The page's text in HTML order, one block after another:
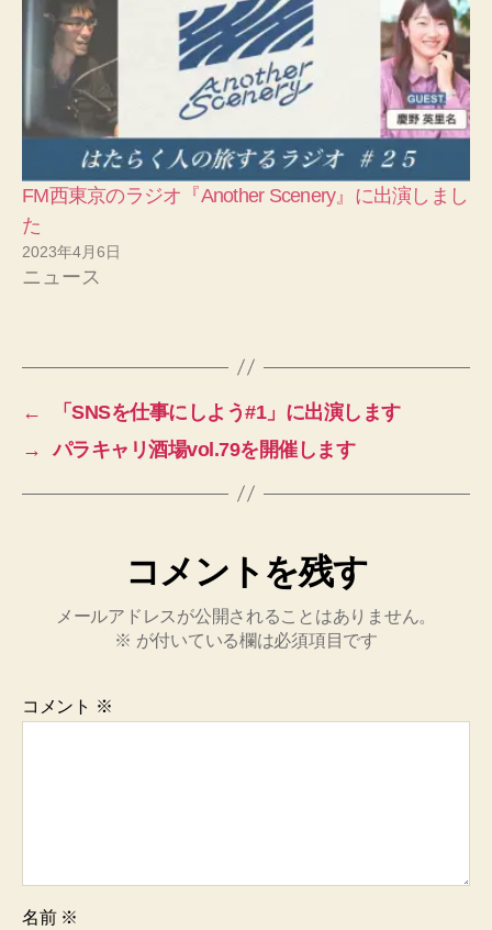
FM西東京のラジオ『Another Scenery』に出演しまし
た
2023年4月6日
ニュース
←
「SNSを仕事にしよう#1」に出演します
→
パラキャリ酒場vol.79を開催します
コメントを残す
メールアドレスが公開されることはありません。
※ が付いている欄は必須項目です
コメント ※
名前 ※